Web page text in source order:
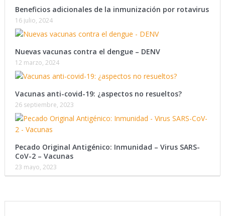
Beneficios adicionales de la inmunización por rotavirus
16 julio, 2024
Nuevas vacunas contra el dengue – DENV
12 marzo, 2024
Vacunas anti-covid-19: ¿aspectos no resueltos?
26 septiembre, 2023
Pecado Original Antigénico: Inmunidad – Virus SARS-
CoV-2 – Vacunas
23 mayo, 2023